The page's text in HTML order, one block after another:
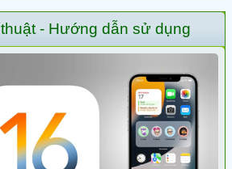
- Hướng dẫn sử dụng